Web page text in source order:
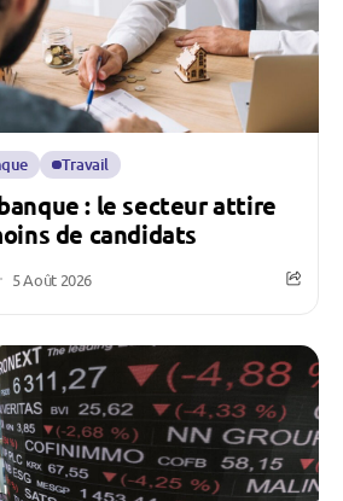
Travail
: le secteur attire
de candidats
5 Août 2026